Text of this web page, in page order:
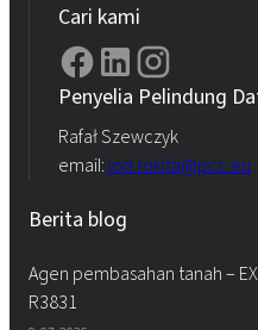
Cari kami
Penyelia Pelindung
Rafał Szewczyk
email: iod.rokita@pcc.eu
Berita blog
Agen pembasahan tanah –
R3831